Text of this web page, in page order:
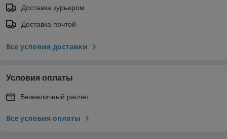
Доставка курьером
Доставка почтой
Все условия доставки
Условия оплаты
Безналичный расчет
Все условия оплаты